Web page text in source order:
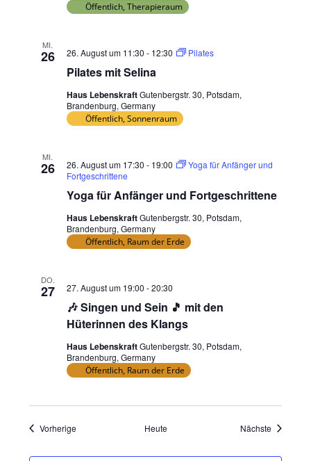
Öffentlich, Therapieraum
MI.
26
Pilates mit Selina
26. August um 11:30 - 12:30 Pilates
Haus LebenskraftGutenbergstr. 30, Potsdam,
Brandenburg, Germany
Öffentlich, Sonnenraum
MI.
26
Yoga für Anfänger und Fortgeschrittene
26. August um 17:30 - 19:00
Yoga für Anfänger und
Fortgeschrittene
Haus LebenskraftGutenbergstr. 30, Potsdam,
Brandenburg, Germany
Öffentlich, Raum der Erde
DO.
27
🎶 Singen und Sein 🎵 mit den
Hüterinnen des Klangs
27. August um 19:00 -20:30
Haus LebenskraftGutenbergstr. 30, Potsdam,
Brandenburg, Germany
Öffentlich, Raum der Erde
VorherigeVeranstaltungen Heute Nächste